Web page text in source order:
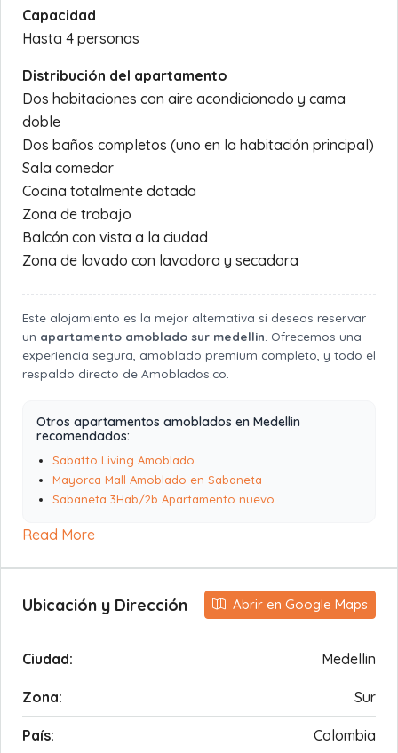
Capacidad
Hasta 4 personas
Distribución del apartamento
Dos habitaciones con aire acondicionado y cama
doble
Dos baños completos (uno en la habitación principal)
Sala comedor
Cocina totalmente dotada
Zona de trabajo
Balcón con vista a la ciudad
Zona de lavado con lavadora y secadora
Este alojamiento es la mejor alternativa si deseas reservar
un apartamento amoblado sur medellin . Ofrecemos una
experiencia segura, amoblado premium completo, y todo el
respaldo directo de Amoblados.co.
Otros apartamentos amoblados en Medellin
recomendados:
Sabatto Living Amoblado
Mayorca Mall Amoblado en Sabaneta
Sabaneta 3Hab/2b Apartamento nuevo
Read More
Ubicación y Dirección Abrir en Google Maps
Ciudad: Medellin
Zona: Sur
País: Colombia